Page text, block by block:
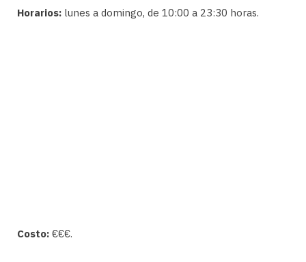
Horarios: lunes a domingo, de 10:00 a 23:30 horas.
Costo: €€€.